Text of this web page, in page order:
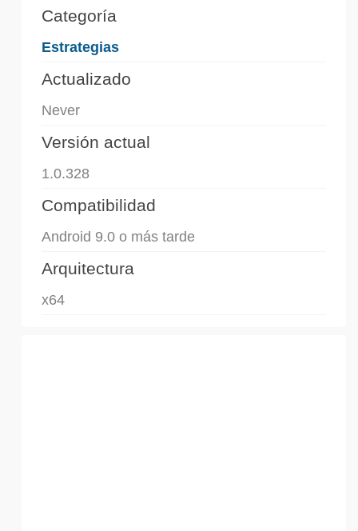
Categoría
Estrategias
Actualizado
Never
Versión actual
1.0.328
Compatibilidad
Android 9.0 o más tarde
Arquitectura
x64